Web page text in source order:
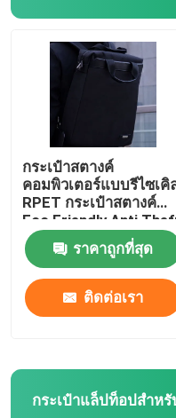
กระเป๋าสตางค์
คอมพิวเตอร์แบบรีไซเคิ
RPET กระเป๋าสตางค์
Eco Friendly Anti
ราคาถูกที่สุด
ติดต่อเรา
กระเป๋าแล็ปท็อปสำหรั